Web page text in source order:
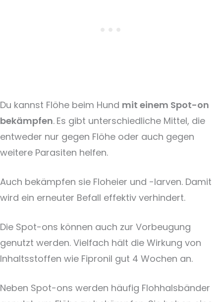
Du kannst Flöhe beim Hund mit einem Spot-on
bekämpfen. Es gibt unterschiedliche Mittel, die
entweder nur gegen Flöhe oder auch gegen
weitere Parasiten helfen.
Auch bekämpfen sie Floheier und -larven. Damit
wird ein erneuter Befall effektiv verhindert.
Die Spot-ons können auch zur Vorbeugung
genutzt werden. Vielfach hält die Wirkung von
Inhaltsstoffen wie Fipronil gut 4 Wochen an.
Neben Spot-ons werden häufig Flohhalsbänder